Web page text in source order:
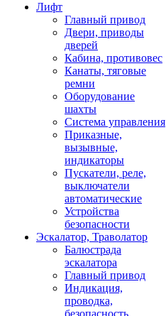
Лифт
Главный привод
Двери, приводы
дверей
Кабина, противовес
Канаты, тяговые
ремни
Оборудование
шахты
Система управления
Приказные,
вызывные,
индикаторы
Пускатели, реле,
выключатели
автоматические
Устройства
безопасности
Эскалатор, Траволатор
Балюстрада
эскалатора
Главный привод
Индикация,
проводка,
безопасность